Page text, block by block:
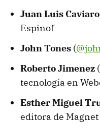
Juan Luis Caviaro
Espinof
John Tones (
Roberto Jimenez (
tecnología en
Esther Miguel
editora de